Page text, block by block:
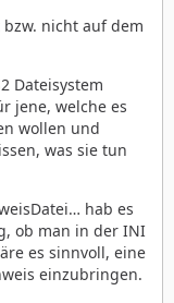
nicht auf dem
Dateisystem
jene, welche es
wollen und
was sie tun
hab es
ob man in der INI
es sinnvoll, eine
einzubringen.